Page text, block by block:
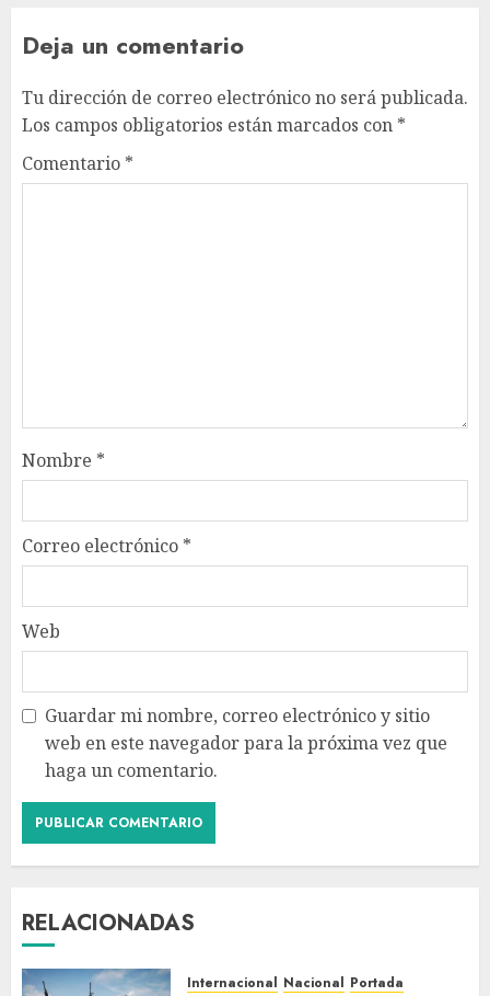
Deja un comentario
Tu dirección de correo electrónico no será publicada.
Los campos obligatorios están marcados con *
Comentario *
Nombre *
Correo electrónico *
Web
Guardar mi nombre, correo electrónico y sitio
web en este navegador para la próxima vez que
haga un comentario.
RELACIONADAS
Internacional Nacional Portada